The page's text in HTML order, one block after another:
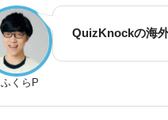
ふくらP
QuizKnockの海